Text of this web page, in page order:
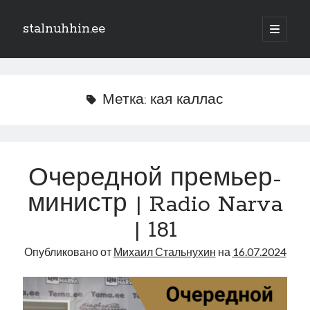
stalnuhhin.ee
отрыть
Боковая
В мире
Интеграция
Интервью
Нарва и северо-восток
Образование
Парламент и правительство
Метка: кая каллас
Очередной премьер-
министр | Radio Narva
| 181
Опубликовано от Михаил Стальнухин на 16.07.2024